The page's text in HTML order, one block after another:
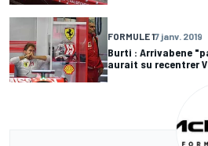
FORMULE 17 janv. 2019
Burti : Arrivabene
aurait su recentrer